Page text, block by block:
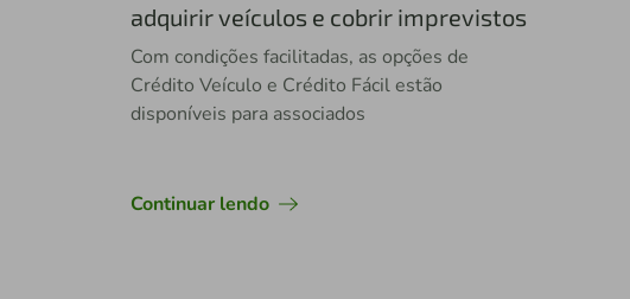
adquirir veículos e cobrir imprevistos
Com condições facilitadas, as opções de
Crédito Veículo e Crédito Fácil estão
disponíveis para associados
Continuar lendo